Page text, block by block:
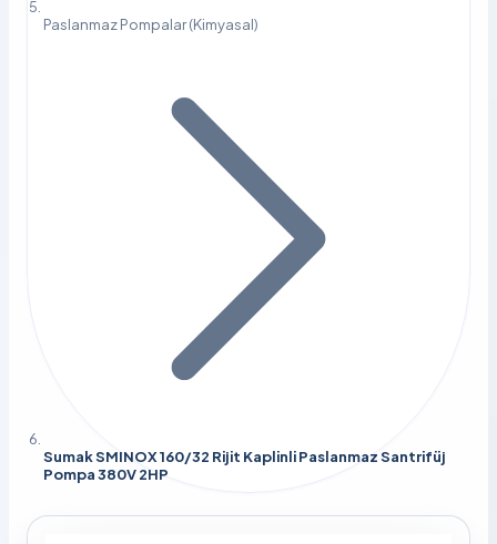
Paslanmaz Pompalar (Kimyasal)
Sumak SMINOX 160/32 Rijit Kaplinli Paslanmaz Santrifüj
Pompa 380V 2HP